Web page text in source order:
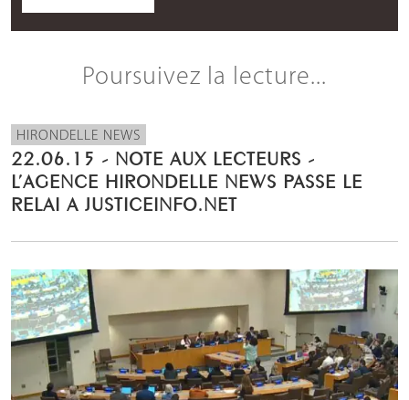
Poursuivez la lecture...
HIRONDELLE NEWS
22.06.15 - NOTE AUX LECTEURS -
L’AGENCE HIRONDELLE NEWS PASSE LE
RELAI A JUSTICEINFO.NET